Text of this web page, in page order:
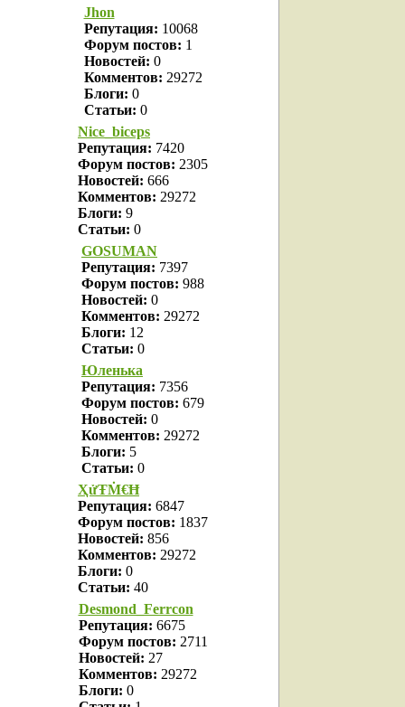
Jhon
Репутация: 10068
Форум постов: 1
Новостей: 0
Комментов: 29272
Блоги: 0
Статьи: 0
Nice_biceps
Репутация: 7420
Форум постов: 2305
Новостей: 666
Комментов: 29272
Блоги: 9
Статьи: 0
GOSUMAN
Репутация: 7397
Форум постов: 988
Новостей: 0
Комментов: 29272
Блоги: 12
Статьи: 0
Юленька
Репутация: 7356
Форум постов: 679
Новостей: 0
Комментов: 29272
Блоги: 5
Статьи: 0
ҲửŦṀ€Ħ
Репутация: 6847
Форум постов: 1837
Новостей: 856
Комментов: 29272
Блоги: 0
Статьи: 40
Desmond_Ferrcon
Репутация: 6675
Форум постов: 2711
Новостей: 27
Комментов: 29272
Блоги: 0